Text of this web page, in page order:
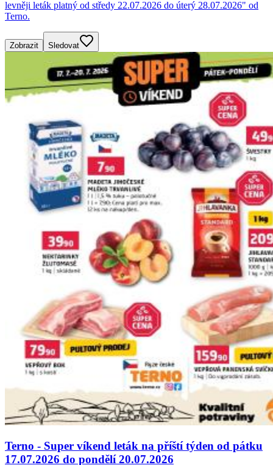
levněji leták platný od středy 22.07.2026 do úterý 28.07.2026" od
Terno.
Zobrazit Sledovat
Terno - Super víkend leták na příští týden od pátku
17.07.2026 do pondělí 20.07.2026